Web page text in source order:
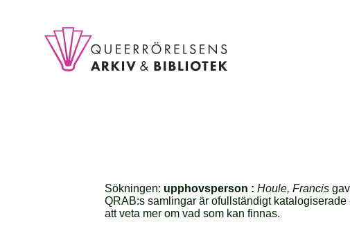
Sökningen: upphovsperson :Houle, Francis
QRAB:s samlingar är ofullständigt
att veta mer om vad som kan finnas.